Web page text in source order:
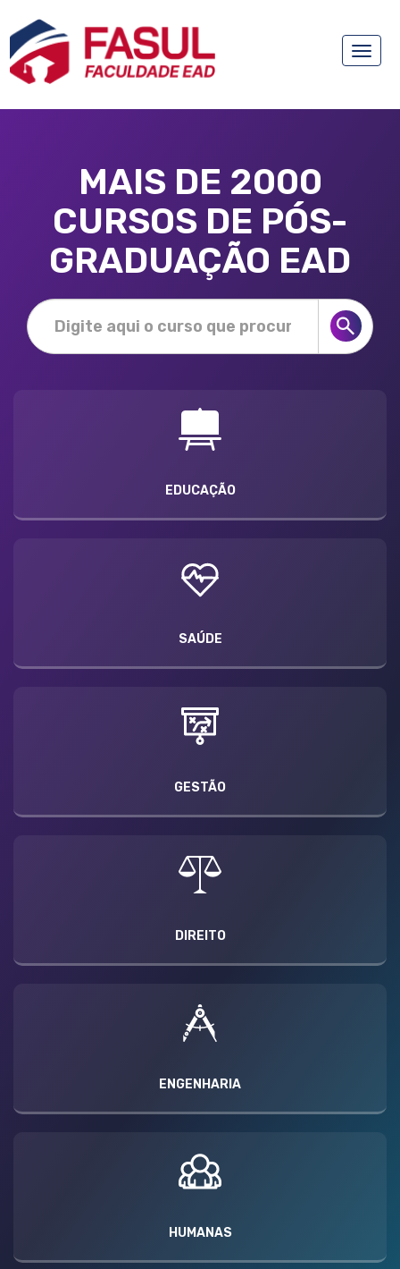
Toggle
MAIS DE 2000
CURSOS DE PÓS-
GRADUAÇÃO EAD
EDUCAÇÃO
SAÚDE
GESTÃO
DIREITO
ENGENHARIA
HUMANAS